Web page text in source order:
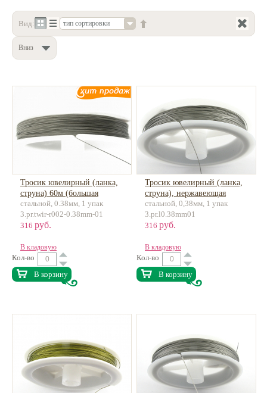
Нетемнеющая фурнитура
Всё для вышивки
Проволока
Натуральные камни
Новинки!
Фотофорум
Вид: тип сортировки
Вниз
Тросик ювелирный (ланка,
струна) 60м (большая
намотка)
стальной, 0.38мм, 1 упак
3.pr.twir-r002-0.38mm-01
316 руб.
В кладовую
Кол-во
В корзину
Тросик ювелирный (ланка,
струна), нержавеющая
сталь, 50м
стальной, 0,38мм, 1 упак
3.pr.l0.38mm01
316 руб.
В кладовую
Кол-во
В корзину